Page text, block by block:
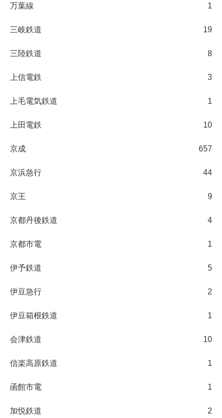
万葉線 1
三岐鉄道 19
三陸鉄道 8
上信電鉄 3
上毛電気鉄道 1
上田電鉄 10
京成 657
京浜急行 44
京王 9
京都丹後鉄道 4
京都市電 1
伊予鉄道 5
伊豆急行 2
伊豆箱根鉄道 1
会津鉄道 10
信楽高原鉄道 1
函館市電 1
加悦鉄道 2